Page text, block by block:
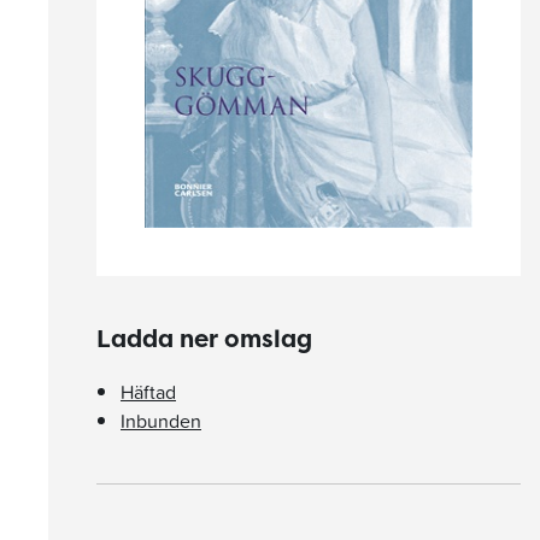
Ladda ner omslag
Häftad
Inbunden